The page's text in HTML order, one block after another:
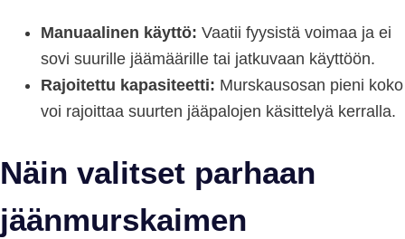
Manuaalinen käyttö: Vaatii fyysistä voimaa ja ei
sovi suurille jäämäärille tai jatkuvaan käyttöön.
Rajoitettu kapasiteetti: Murskausosan pieni koko
voi rajoittaa suurten jääpalojen käsittelyä kerralla.
Näin valitset parhaan
jäänmurskaimen